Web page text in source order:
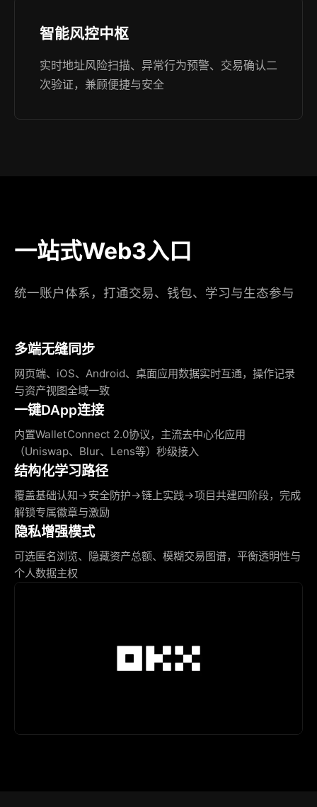
智能风控中枢
实时地址风险扫描、异常行为预警、交易确认二
次验证，兼顾便捷与安全
一站式Web3入口
统一账户体系，打通交易、钱包、学习与生态参与
多端无缝同步
网页端、iOS、Android、桌面应用数据实时互通，操作记录
与资产视图全域一致
一键DApp连接
内置WalletConnect 2.0协议，主流去中心化应用
（Uniswap、Blur、Lens等）秒级接入
结构化学习路径
覆盖基础认知→安全防护→链上实践→项目共建四阶段，完成
解锁专属徽章与激励
隐私增强模式
可选匿名浏览、隐藏资产总额、模糊交易图谱，平衡透明性与
个人数据主权